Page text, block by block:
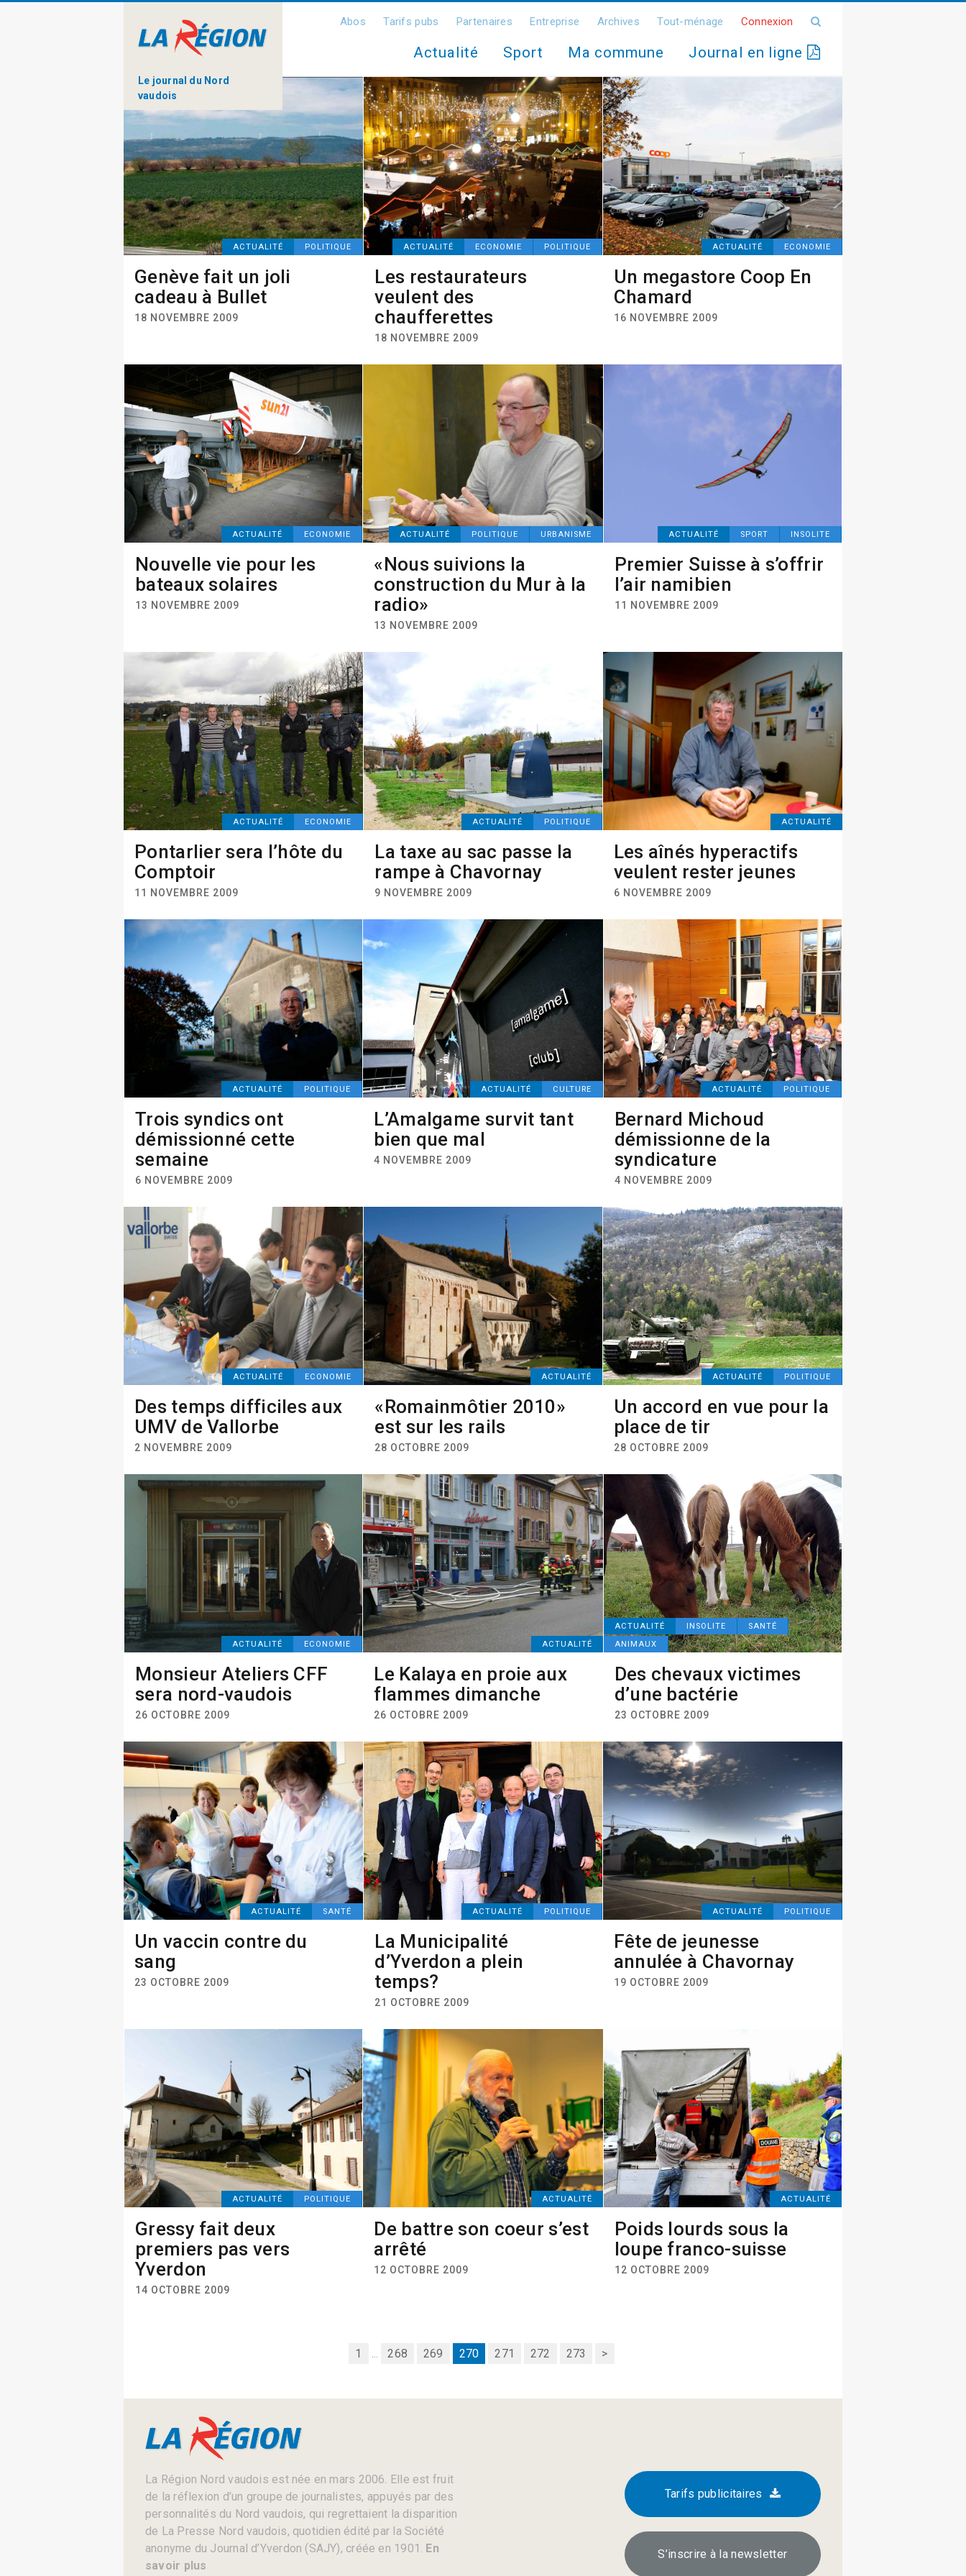
Le journal du Nord
vaudois
Abos Tarifs pubs Partenaires Entreprise Archives Tout-ménage Connexion
Actualité Sport Ma commune Journal en ligne
ACTUALITÉ POLITIQUE
Genève fait un joli
cadeau à Bullet
18 NOVEMBRE 2009
ACTUALITÉ ECONOMIE POLITIQUE
Les restaurateurs
veulent des
chaufferettes
18 NOVEMBRE 2009
ACTUALITÉ ECONOMIE
Un megastore Coop En
Chamard
16 NOVEMBRE 2009
ACTUALITÉ ECONOMIE
Nouvelle vie pour les
bateaux solaires
13 NOVEMBRE 2009
ACTUALITÉ POLITIQUE URBANISME
«Nous suivions la
construction du Mur à la
radio»
13 NOVEMBRE 2009
ACTUALITÉ SPORT INSOLITE
Premier Suisse à s’offrir
l’air namibien
11 NOVEMBRE 2009
ACTUALITÉ ECONOMIE
Pontarlier sera l’hôte du
Comptoir
11 NOVEMBRE 2009
ACTUALITÉ POLITIQUE
La taxe au sac passe la
rampe à Chavornay
9 NOVEMBRE 2009
ACTUALITÉ
Les aînés hyperactifs
veulent rester jeunes
6 NOVEMBRE 2009
ACTUALITÉ POLITIQUE
Trois syndics ont
démissionné cette
semaine
6 NOVEMBRE 2009
ACTUALITÉ CULTURE
L’Amalgame survit tant
bien que mal
4 NOVEMBRE 2009
ACTUALITÉ POLITIQUE
Bernard Michoud
démissionne de la
syndicature
4 NOVEMBRE 2009
ACTUALITÉ ECONOMIE
Des temps difficiles aux
UMV de Vallorbe
2 NOVEMBRE 2009
ACTUALITÉ
«Romainmôtier 2010»
est sur les rails
28 OCTOBRE 2009
ACTUALITÉ POLITIQUE
Un accord en vue pour la
place de tir
28 OCTOBRE 2009
ACTUALITÉ ECONOMIE
Monsieur Ateliers CFF
sera nord-vaudois
26 OCTOBRE 2009
ACTUALITÉ
Le Kalaya en proie aux
flammes dimanche
26 OCTOBRE 2009
ACTUALITÉ INSOLITE
SANTÉ
ANIMAUX
Des chevaux victimes
d’une bactérie
23 OCTOBRE 2009
ACTUALITÉ SANTÉ
Un vaccin contre du
sang
23 OCTOBRE 2009
ACTUALITÉ POLITIQUE
La Municipalité
d’Yverdon a plein
temps?
21 OCTOBRE 2009
ACTUALITÉ POLITIQUE
Fête de jeunesse
annulée à Chavornay
19 OCTOBRE 2009
ACTUALITÉ POLITIQUE
Gressy fait deux
premiers pas vers
Yverdon
14 OCTOBRE 2009
ACTUALITÉ
De battre son coeur s’est
arrêté
12 OCTOBRE 2009
ACTUALITÉ
Poids lourds sous la
loupe franco-suisse
12 OCTOBRE 2009
1 ... 268 269 270 271 272 273 >
La Région Nord vaudois est née en mars 2006. Elle est fruit
de la réflexion d’un groupe de journalistes, appuyés par des
personnalités du Nord vaudois, qui regrettaient la disparition
de La Presse Nord vaudois, quotidien édité par la Société
anonyme du Journal d’Yverdon (SAJY), créée en 1901. En
savoir plus
Tarifs publicitaires
S’inscrire à la newsletter